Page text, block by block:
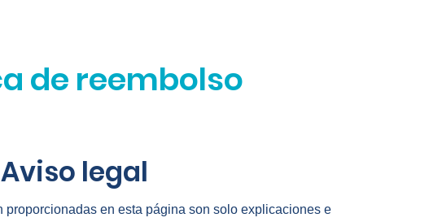
de reembolso
Aviso legal
proporcionadas en esta página son solo explicaciones e